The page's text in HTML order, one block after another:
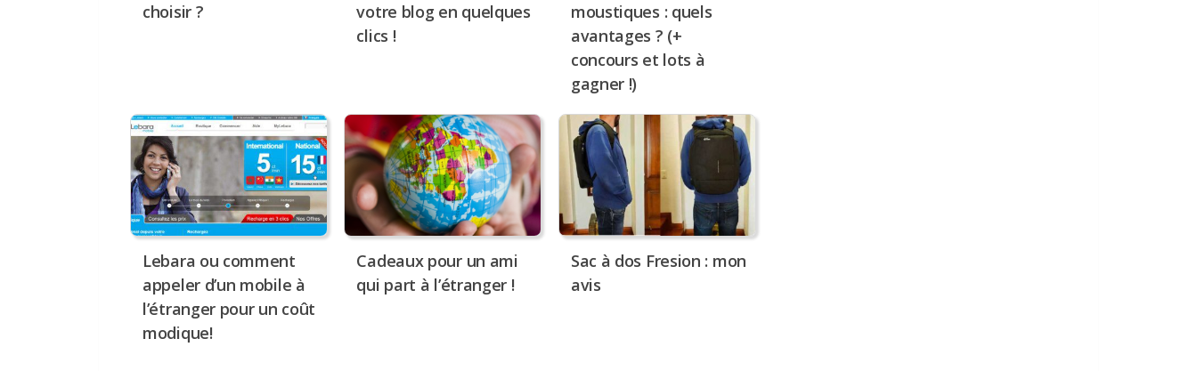
choisir ?
votre blog en quelques
clics !
moustiques : quels
avantages ? (+
concours et lots à
gagner !)
Lebara ou comment
appeler d’un mobile à
l’étranger pour un coût
modique!
Cadeaux pour un ami
qui part à l’étranger !
Sac à dos Fresion : mon
avis